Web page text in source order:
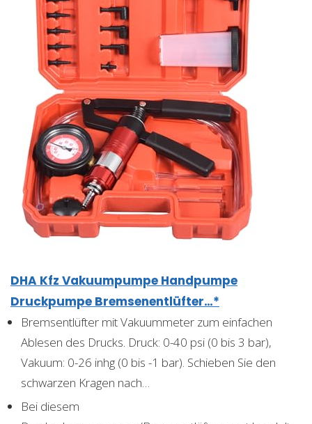
DHA Kfz Vakuumpumpe Handpumpe
Druckpumpe Bremsenentlüfter…*
Bremsentlüfter mit Vakuummeter zum einfachen
Ablesen des Drucks. Druck: 0-40 psi (0 bis 3 bar),
Vakuum: 0-26 inhg (0 bis -1 bar). Schieben Sie den
schwarzen Kragen nach…
Bei diesem